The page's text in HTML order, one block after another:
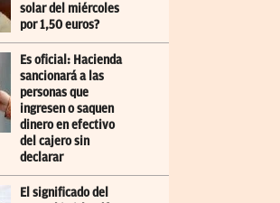
solar del miércoles
por 1,50 euros?
Es oficial: Hacienda
sancionará a las
personas que
ingresen o saquen
dinero en efectivo
del cajero sin
declarar
El significado del